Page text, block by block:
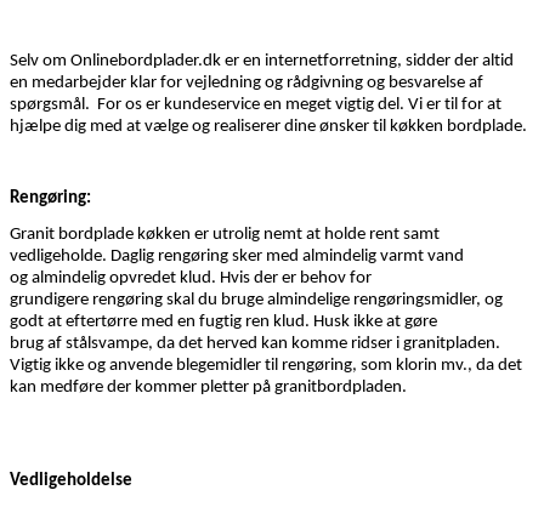
Selv om Onlinebordplader.dk er en internetforretning, sidder der altid
en medarbejder klar for vejledning og rådgivning og besvarelse af
spørgsmål. For os er kundeservice en meget vigtig del. Vi er til for at
hjælpe dig med at vælge og realiserer dine ønsker til køkken bordplade.
Rengøring:
Granit bordplade køkken er utrolig nemt at holde rent samt
vedligeholde. Daglig rengøring sker med almindelig varmt vand
og almindelig opvredet klud. Hvis der er behov for
grundigere rengøring skal du bruge almindelige rengøringsmidler, og
godt at eftertørre med en fugtig ren klud. Husk ikke at gøre
brug af stålsvampe, da det herved kan komme ridser i granitpladen.
Vigtig ikke og anvende blegemidler til rengøring, som klorin mv., da det
kan medføre der kommer pletter på granitbordpladen.
Vedligeholdelse